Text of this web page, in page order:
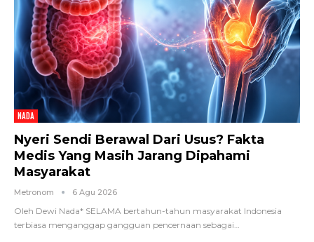
NADA
Nyeri Sendi Berawal Dari Usus? Fakta
Medis Yang Masih Jarang Dipahami
Masyarakat
Metronom 6 Agu 2026
Oleh Dewi Nada* SELAMA bertahun-tahun masyarakat Indonesia
terbiasa menganggap gangguan pencernaan sebagai…